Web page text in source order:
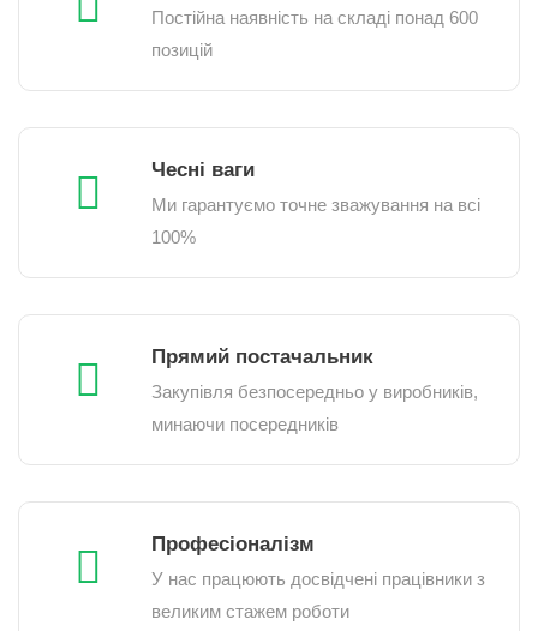
Постійна наявність на складі понад 600
позицій
Чесні ваги
Ми гарантуємо точне зважування на всі
100%
Прямий постачальник
Закупівля безпосередньо у виробників,
минаючи посередників
Професіоналізм
У нас працюють досвідчені працівники з
великим стажем роботи